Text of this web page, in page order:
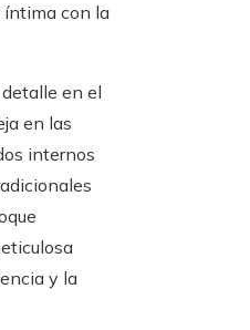
íntima con la
en el
en las
internos
y la